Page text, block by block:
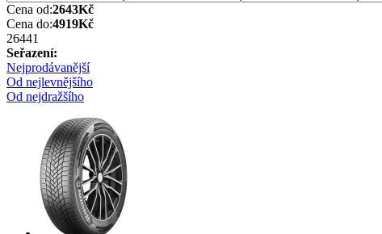
Cena od:2643Kč
Cena do:4919Kč
26441
Seřazení:
Nejprodávanější
Od nejlevnějšího
Od nejdražšího